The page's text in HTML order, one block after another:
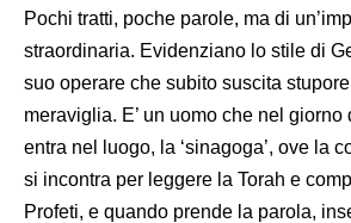
Pochi tratti, poche parole, ma di
straordinaria. Evidenziano lo stile di
suo operare che subito suscita
meraviglia. E’ un uomo che nel giorno
entra nel luogo, la ‘sinagoga’, ove la
si incontra per leggere la Torah e
Profeti, e quando prende la parola,